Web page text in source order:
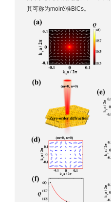
其可称为moiré准BICs。